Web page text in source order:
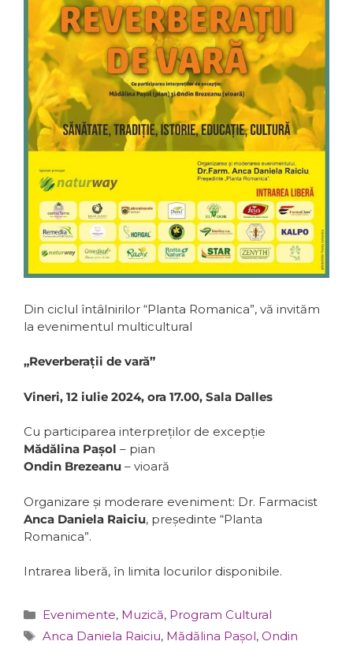
Din ciclul întâlnirilor “Planta Romanica”, vă invităm
la evenimentul multicultural
„Reverberații de vară”
Vineri, 12 iulie 2024, ora 17.00, Sala Dalles
Cu participarea interpreților de excepție
Mădălina Pașol – pian
Ondin Brezeanu – vioară
Organizare și moderare eveniment: Dr. Farmacist
Anca Daniela Raiciu, președinte “Planta
Romanica”.
Intrarea liberă, în limita locurilor disponibile.
Categorii
Evenimente, Muzică, Program Cultural
Etichete
Anca Daniela Raiciu, Mădălina Pașol, Ondin